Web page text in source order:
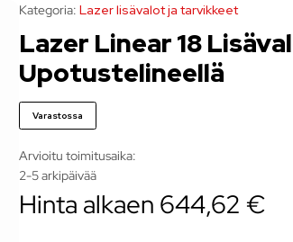
Kategoria: Lazer lisävalot ja tarvikkeet
Lazer Linear 18
Upotustelineellä
Varastossa
Arvioitu toimitusaika:
2-5 arkipäivää
Hinta alkaen 644,62 €